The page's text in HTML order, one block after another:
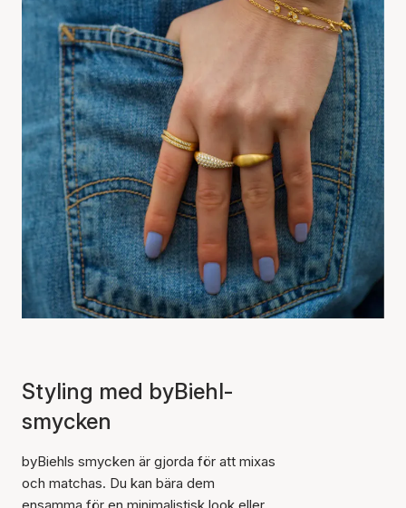
Styling med byBiehl-
smycken
byBiehls smycken är gjorda för att mixas
och matchas. Du kan bära dem